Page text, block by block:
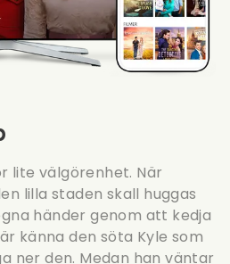
lite välgörenhet. När
lilla staden skall huggas
händer genom att kedja
känna den söta Kyle som
ner den. Medan han väntar